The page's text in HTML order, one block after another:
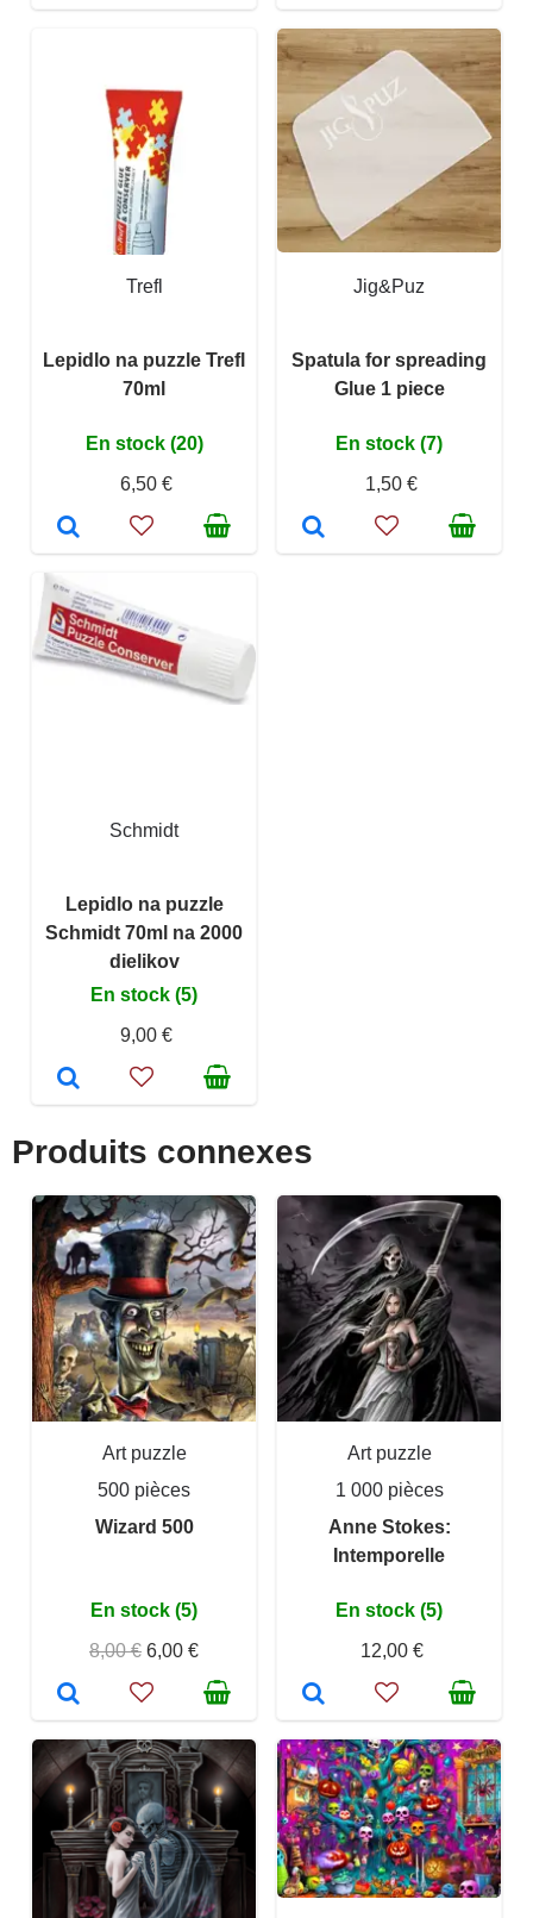
Trefl
Lepidlo na puzzle Trefl
70ml
En stock (20)
6,50 €
Jig&Puz
Spatula for spreading
Glue 1 piece
En stock (7)
1,50 €
Schmidt
Lepidlo na puzzle
Schmidt 70ml na 2000
dielikov
En stock (5)
9,00 €
Produits connexes
Art puzzle
500 pièces
Wizard 500
En stock (5)
8,00 € 6,00 €
Art puzzle
1 000 pièces
Anne Stokes:
Intemporelle
En stock (5)
12,00 €